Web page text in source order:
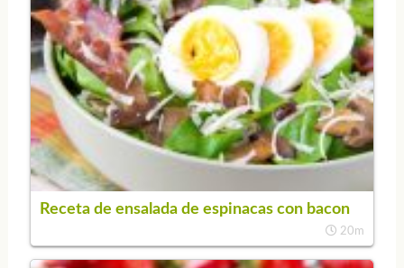
Receta de ensalada de espinacas con bacon
20m